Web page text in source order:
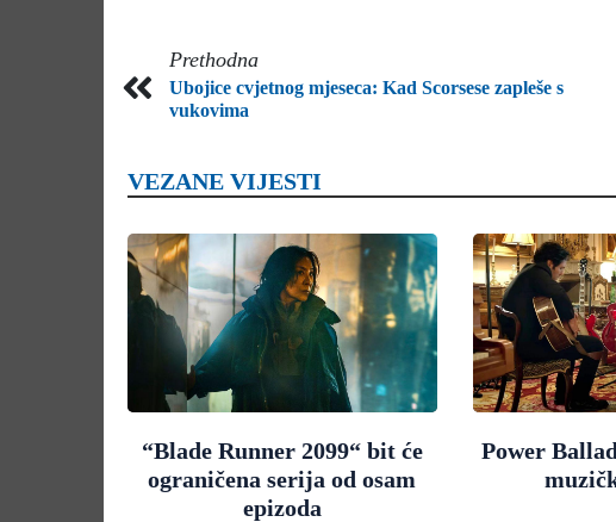
Prethodna
Ubojice cvjetnog mjeseca: Kad Scorsese zapleše s
vukovima
VEZANE VIJESTI
“Blade Runner 2099“ bit će
ograničena serija od osam
epizoda
Power